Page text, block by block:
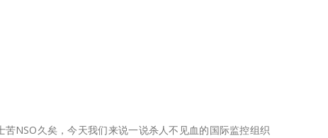
NSO久矣，今天我们来说一说杀人不见血的国际监控组织